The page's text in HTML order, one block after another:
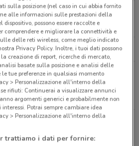
Cremona
Tutti i negozi Unieuro
volantino Unieuro e i
con orario continuato, Unieuro è
Castelleone 108presso ilCentro
sulla posizione (nel caso in cui abbia fornito
alle informazioni sulle prestazioni della
possono essere raccolte e
comprendere e migliorare la connettività e
delle reti wireless, come meglio indicato
Privacy Policy. Inoltre, i tuoi dati possono
creazione di report, ricerche di mercato,
basate sulla posizione e analisi delle
tue preferenze in qualsiasi momento
> Personalizzazione all'interno della
rifiuti: Continuerai a visualizzare annunci
argomenti generici e probabilmente non
Potrai sempre cambiare idea
> Personalizzazione all'interno della
trattiamo i dati per fornire: